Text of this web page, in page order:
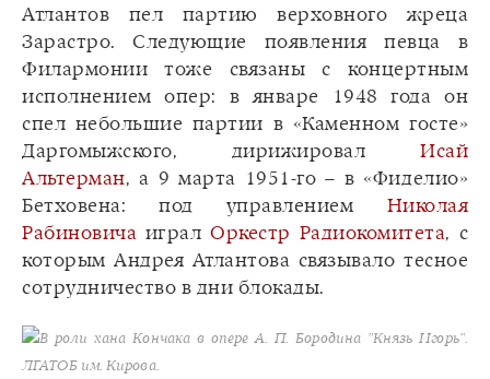
Атлантов пел партию верховного жреца
Зарастро. Следующие появления певца в
Филармонии тоже связаны с концертным
исполнением опер: в январе 1948 года он
спел небольшие партии в «Каменном госте»
Даргомыжского, дирижировал Исай
Альтерман, а 9 марта 1951-го – в «Фиделио»
Бетховена: под управлением Николая
Рабиновича игралОркестр Радиокомитета, с
которым Андрея Атлантова связывало тесное
сотрудничество в дни блокады.
В роли хана Кончака в опере А. П. Бородина "Князь Игорь".
ЛГАТОБ им. Кирова.